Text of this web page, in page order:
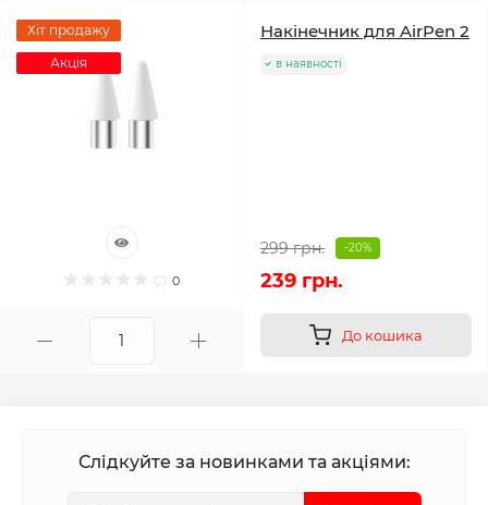
Хіт продажу
Акція
0
Накінечник для AirPen 2
в наявності
299 грн. -20%
239 грн.
До кошика
Слідкуйте за новинками та акціями: